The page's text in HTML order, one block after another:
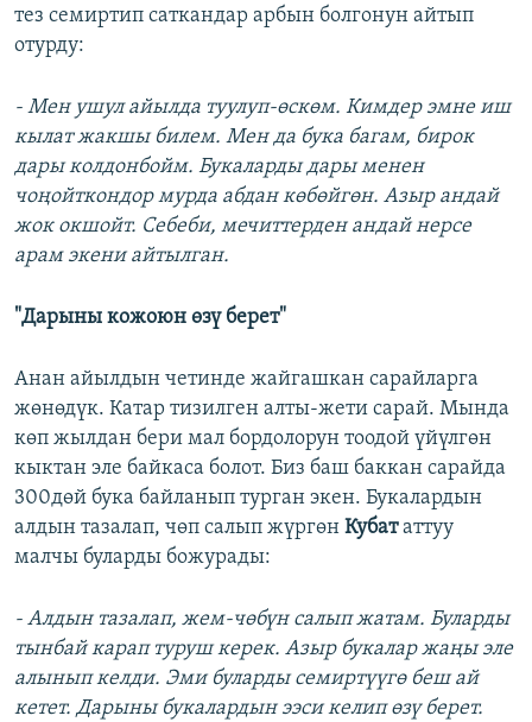
тез семиртип саткандар арбын болгонун айтып
отурду:
- Мен ушул айылда туулуп-өскөм. Кимдер эмне иш
кылат жакшы билем. Мен да бука багам, бирок
дары колдонбойм. Букаларды дары менен
чоңойткондор мурда абдан көбөйгөн. Азыр андай
жок окшойт. Себеби, мечиттерден андай нерсе
арам экени айтылган.
"Дарыны кожоюн өзү берет"
Анан айылдын четинде жайгашкан сарайларга
жөнөдүк. Катар тизилген алты-жети сарай. Мында
көп жылдан бери мал бордолорун тоодой үйүлгөн
кыктан эле байкаса болот. Биз баш баккан сарайда
300дөй бука байланып турган экен. Букалардын
алдын тазалап, чөп салып жүргөн Кубататтуу
малчы буларды божурады:
- Алдын тазалап, жем-чөбүн салып жатам. Буларды
тынбай карап туруш керек. Азыр букалар жаңы эле
алынып келди. Эми буларды семиртүүгө беш ай
кетет. Дарыны букалардын ээси келип өзү берет.